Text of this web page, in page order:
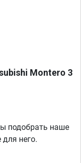
Montero 3
подобрать наше
него.